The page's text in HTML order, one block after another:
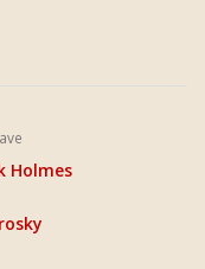
Holmes